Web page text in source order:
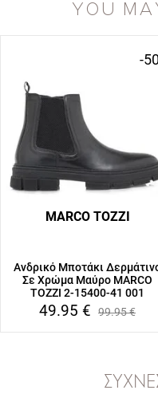
YOU
-
MARCO TOZZI
Ανδρικό Μποτάκι
Σε Χρώμα Μαύρο MARCO
TOZZI 2-15400-41 001
49.95 € 99.95€